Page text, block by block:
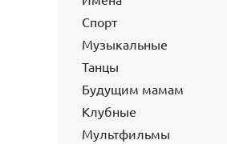
Спорт
Музыкальные
Танцы
Будущим мамам
Клубные
Мультфильмы